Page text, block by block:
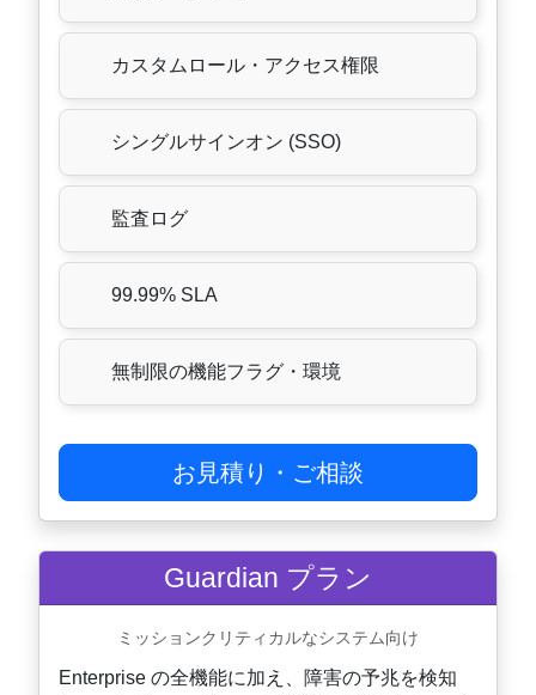
カスタムロール・アクセス権限
シングルサインオン (SSO)
監査ログ
99.99% SLA
無制限の機能フラグ・環境
お見積り・ご相談
Guardian プラン
ミッションクリティカルなシステム向け
Enterprise の全機能に加え、障害の予兆を検知